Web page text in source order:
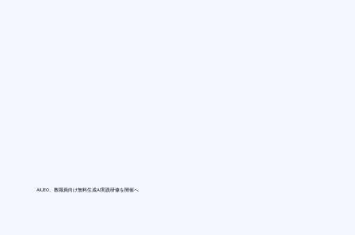
AIUEO、教職員向け無料生成AI実践研修を開催へ